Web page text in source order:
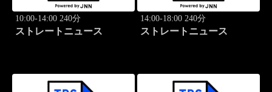
10:00-14:00 240分
ストレートニュース
14:00-18:00 240分
ストレートニュース